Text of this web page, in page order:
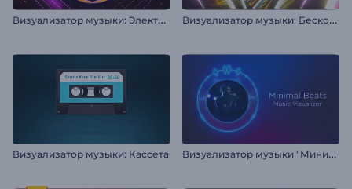
В
изуализатор музыки: Электро-хаус В
изуализатор музыки: Бесконечное падение
Визуализатор музыки: Кассета В
изуализатор музыки "Минимальные биты"